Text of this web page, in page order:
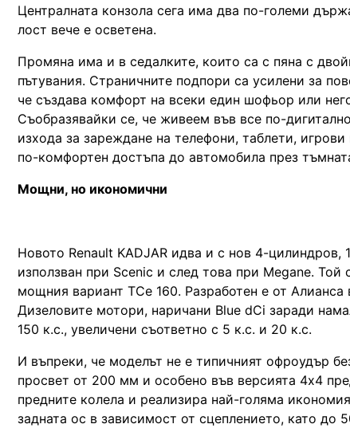
Централната конзола сега има два по-големи
лост вече е осветена.
Промяна има и в седалките, които са с пяна с
пътувания. Страничните подпори са усилени за
че създава комфорт на всеки един шофьор или
Съобразявайки се, че живеем във все по-
изхода за зареждане на телефони, таблети,
по-комфортен достъпа до автомобила през
Мощни, но икономични
Новото Renault KADJAR идва и с нов 4-цилиндров,
използван при Scenic и след това при Megane.
мощния вариант TCe 160. Разработен е от Алианса
Дизеловите мотори, наричани Blue dCi заради
150 к.с., увеличени съответно с 5 к.с. и 20 к.с.
И въпреки, че моделът не е типичният офроудър
просвет от 200 мм и особено във версията 4х4
предните колела и реализира най-голяма
задната ос в зависимост от сцеплението, като